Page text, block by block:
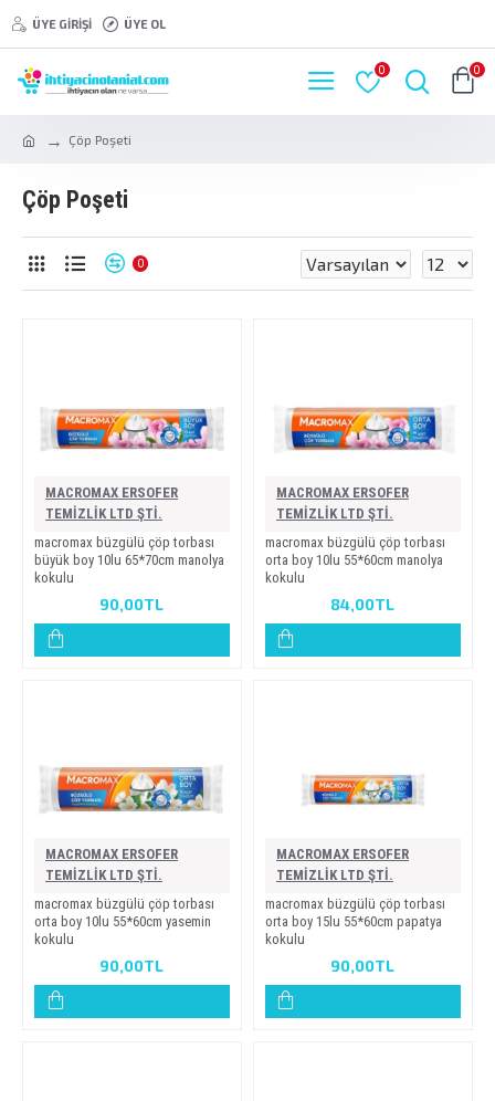
ÜYE GIRIŞI ÜYE OL
0 0
Çöp Poşeti
Çöp Poşeti
0
MACROMAX ERSOFER
TEMİZLİK LTD ŞTİ.
macromax büzgülü çöp torbasi
büyük boy 10lu 65*70cm manolya
kokulu
90,00TL
MACROMAX ERSOFER
TEMİZLİK LTD ŞTİ.
macromax büzgülü çöp torbasi
orta boy 10lu 55*60cm manolya
kokulu
84,00TL
MACROMAX ERSOFER
TEMİZLİK LTD ŞTİ.
macromax büzgülü çöp torbasi
orta boy 10lu 55*60cm yasemi̇n
kokulu
90,00TL
MACROMAX ERSOFER
TEMİZLİK LTD ŞTİ.
macromax büzgülü çöp torbasi
orta boy 15lu 55*60cm papatya
kokulu
90,00TL